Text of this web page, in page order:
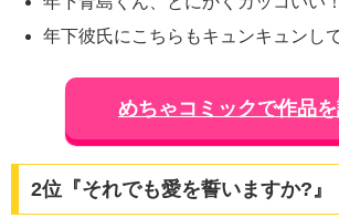
年下彼氏にこちらもキュンキュンし
めちゃコミックで作品
2位『それでも愛を誓いますか?』